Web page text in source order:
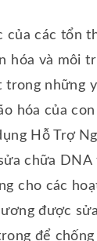
của các tổn
hóa và môi
trong những
hóa của
Hỗ Trợ
chữa DNA
cho các
được
để